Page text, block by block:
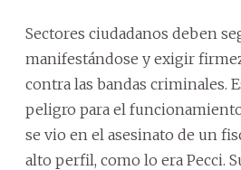
Sectores ciudadanos deben
manifestándose y exigir
contra las bandas criminales.
peligro para el
se vio en el asesinato de un
alto perfil, como lo era Pecci.